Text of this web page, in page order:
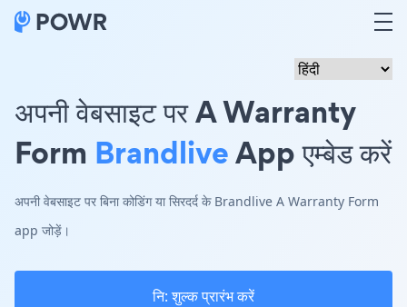
अपनी वेबसाइट पर A Warranty
Form BrandliveApp एम्बेड करें
अपनी वेबसाइट पर बिना कोडिंग या सिरदर्द के Brandlive A Warranty Form
app जोड़ें।
नि: शुल्क प्रारंभ करें